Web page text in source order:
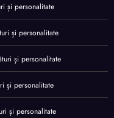
și personalitate
și personalitate
și personalitate
și personalitate
și personalitate